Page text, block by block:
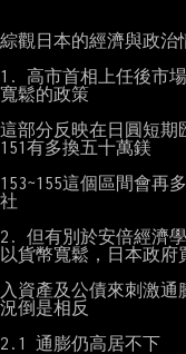
綜觀日本的經濟與政治
1. 高市首相上任後市
寬鬆的政策
這部分反映在日圓短期
151有多換五十萬鎂
153~155這個區間會再
社
2. 但有別於安倍經濟
以貨幣寬鬆，日本政府
入資產及公債來刺激
況倒是相反
2.1 通膨仍高居不下